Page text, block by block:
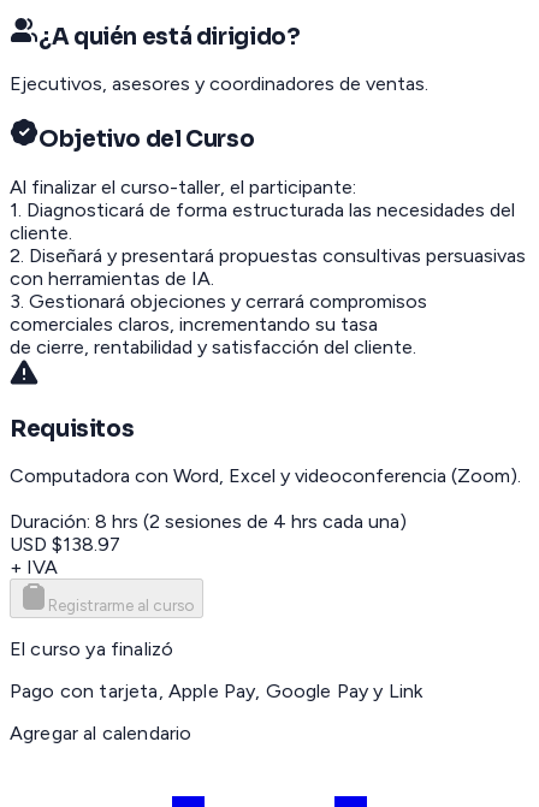
¿A quién está dirigido?
Ejecutivos, asesores y coordinadores de ventas.
Objetivo del Curso
Al finalizar el curso-taller, el participante:
1. Diagnosticará de forma estructurada las necesidades del
cliente.
2. Diseñará y presentará propuestas consultivas persuasivas
con herramientas de IA.
3. Gestionará objeciones y cerrará compromisos
comerciales claros, incrementando su tasa
de cierre, rentabilidad y satisfacción del cliente.
Requisitos
Computadora con Word, Excel y videoconferencia (Zoom).
Duración: 8 hrs (2 sesiones de 4 hrs cada una)
USD $138.97
+ IVA
Registrarme al curso
El curso ya finalizó
Pago con tarjeta, Apple Pay, Google Pay y Link
Agregar al calendario